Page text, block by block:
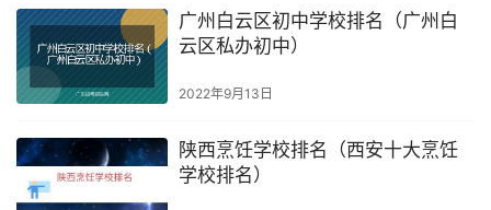
广州白云区初中学校排名（广州白
云区私办初中）
2022年9月13日
陕西烹饪学校排名（西安十大烹饪
学校排名）